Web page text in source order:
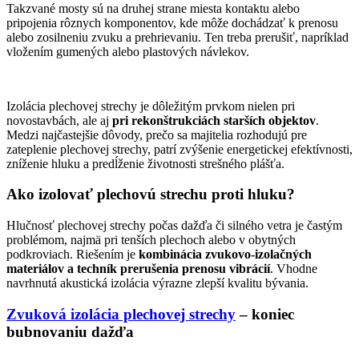
Takzvané mosty sú na druhej strane miesta kontaktu alebo
pripojenia rôznych komponentov, kde môže dochádzať k prenosu
alebo zosilneniu zvuku a prehrievaniu. Ten treba prerušiť, napríklad
vložením gumených alebo plastových návlekov.
Izolácia plechovej strechy je dôležitým prvkom nielen pri
novostavbách, ale aj pri rekonštrukciách starších objektov.
Medzi najčastejšie dôvody, prečo sa majitelia rozhodujú pre
zateplenie plechovej strechy, patrí zvýšenie energetickej efektívnosti,
zníženie hluku a predĺženie životnosti strešného plášťa.
Ako izolovať plechovú strechu proti hluku?
Hlučnosť plechovej strechy počas dažďa či silného vetra je častým
problémom, najmä pri tenších plechoch alebo v obytných
podkroviach. Riešením je kombinácia zvukovo-izolačných
materiálov a techník prerušenia prenosu vibrácií. Vhodne
navrhnutá akustická izolácia výrazne zlepší kvalitu bývania.
Zvuková izolácia plechovej strechy– koniec
bubnovaniu dažďa